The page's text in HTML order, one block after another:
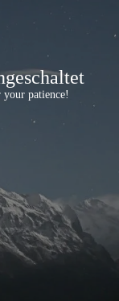
patience!